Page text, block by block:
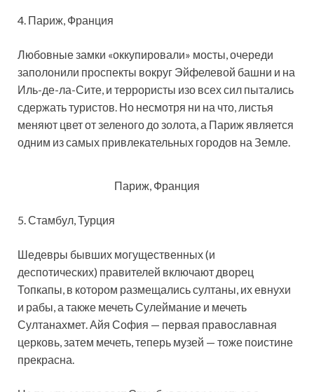
4. Париж, Франция
Любовные замки «оккупировали» мосты, очереди
заполонили проспекты вокруг Эйфелевой башни и на
Иль-де-ла-Сите, и террористы изо всех сил пытались
сдержать туристов. Но несмотря ни на что, листья
меняют цвет от зеленого до золота, а Париж является
одним из самых привлекательных городов на Земле.
Париж, Франция
5. Стамбул, Турция
Шедевры бывших могущественных (и
деспотических) правителей включают дворец
Топкапы, в котором размещались султаны, их евнухи
и рабы, а также мечеть Сулеймание и мечеть
Султанахмет. Айя София — первая православная
церковь, затем мечеть, теперь музей — тоже поистине
прекрасна.